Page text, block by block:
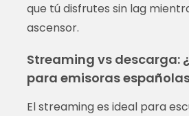
que tú disfrutes sin lag
ascensor.
Streaming vs descarga:
para emisoras
El streaming es ideal para